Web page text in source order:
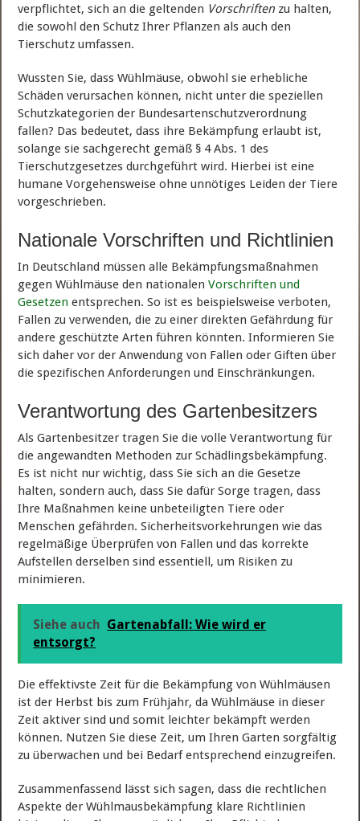
verpflichtet, sich an die geltenden Vorschriften zu halten,
die sowohl den Schutz Ihrer Pflanzen als auch den
Tierschutz umfassen.
Wussten Sie, dass Wühlmäuse, obwohl sie erhebliche
Schäden verursachen können, nicht unter die speziellen
Schutzkategorien der Bundesartenschutzverordnung
fallen? Das bedeutet, dass ihre Bekämpfung erlaubt ist,
solange sie sachgerecht gemäß § 4 Abs. 1 des
Tierschutzgesetzes durchgeführt wird. Hierbei ist eine
humane Vorgehensweise ohne unnötiges Leiden der Tiere
vorgeschrieben.
Nationale Vorschriften und Richtlinien
In Deutschland müssen alle Bekämpfungsmaßnahmen
gegen Wühlmäuse den nationalenVorschriften und
Gesetzen entsprechen. So ist es beispielsweise verboten,
Fallen zu verwenden, die zu einer direkten Gefährdung für
andere geschützte Arten führen könnten. Informieren Sie
sich daher vor der Anwendung von Fallen oder Giften über
die spezifischen Anforderungen und Einschränkungen.
Verantwortung des Gartenbesitzers
Als Gartenbesitzer tragen Sie die volle Verantwortung für
die angewandten Methoden zur Schädlingsbekämpfung.
Es ist nicht nur wichtig, dass Sie sich an die Gesetze
halten, sondern auch, dass Sie dafür Sorge tragen, dass
Ihre Maßnahmen keine unbeteiligten Tiere oder
Menschen gefährden. Sicherheitsvorkehrungen wie das
regelmäßige Überprüfen von Fallen und das korrekte
Aufstellen derselben sind essentiell, um Risiken zu
minimieren.
Siehe auch Gartenabfall: Wie wird er
entsorgt?
Die effektivste Zeit für die Bekämpfung von Wühlmäusen
ist der Herbst bis zum Frühjahr, da Wühlmäuse in dieser
Zeit aktiver sind und somit leichter bekämpft werden
können. Nutzen Sie diese Zeit, um Ihren Garten sorgfältig
zu überwachen und bei Bedarf entsprechend einzugreifen.
Zusammenfassend lässt sich sagen, dass die rechtlichen
Aspekte der Wühlmausbekämpfung klare Richtlinien